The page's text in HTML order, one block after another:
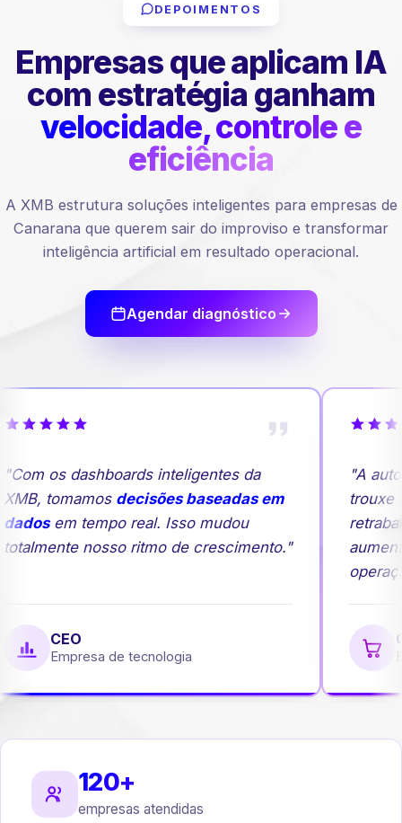
DEPOIMENTOS
Empresas que aplicam IA
com estratégia ganham
velocidade, controle e
eficiência
A XMB estrutura soluções inteligentes para empresas de
Canarana que querem sair do improviso e transformar
inteligência artificial em resultado operacional.
Agendar diagnóstico
os dashboards inteligentes da
tomamosdecisões baseadas em
em tempo real. Isso mudou
nosso ritmo de crescimento."
CEO
Empresa de tecnologia
"A
trouxe
120+
empresas atendidas